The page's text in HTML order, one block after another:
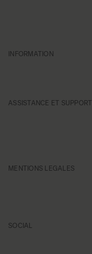
INFORMATION
ASSISTANCE ET SUPPORT
MENTIONS LEGALES
SOCIAL